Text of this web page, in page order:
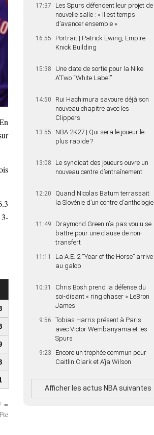
3-
=
17:37
Les Spurs défendent leur projet de
nouvelle salle : « Il est temps
d’avancer ensemble »
16:55
Portrait | Patrick Ewing, Empire
Knick Building
15:38
Une date de sortie pour la Nike
A’Two “White Label”
14:50
Rui Hachimura savoure déjà son
nouveau chapitre avec les
Clippers
13:55
NBA 2K27 | Qui sera le joueur le
plus rapide ?
13:08
Le syndicat des joueurs ouvre un
nouveau centre d’entraînement
12:20
Quand Nicolas Batum terrassait
la Slovénie d’un contre d’anthologie
11:49
Draymond Green n’a pas voulu se
battre pour une clause de non-
transfert
11:11
La A.E. 2 “Year of the Horse” arrive
au galop
10:31
Chris Bosh prend la défense du
soi-disant « ring chaser » LeBron
James
9:56
Tobias Harris présent à Paris
avec Victor Wembanyama et les
Spurs
9:23
Encore un trophée commun pour
Caitlin Clark et A’ja Wilson
Afficher les actus NBA suivantes